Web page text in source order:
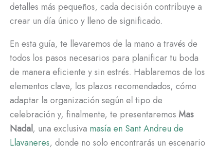
detalles más pequeños, cada decisión contribuye a
crear un día único y lleno de significado.
En esta guía, te llevaremos de la mano a través de
todos los pasos necesarios para planificar tu boda
de manera eficiente y sin estrés. Hablaremos de los
elementos clave, los plazos recomendados, cómo
adaptar la organización según el tipo de
celebración y, finalmente, te presentaremos Mas
Nadal, una exclusiva masía en Sant Andreu de
Llavaneres, donde no solo encontrarás un escenario